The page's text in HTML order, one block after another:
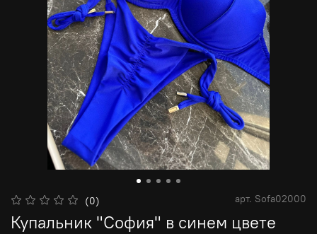
(0) арт. Sofa02000
Купальник "София" в синем цвете